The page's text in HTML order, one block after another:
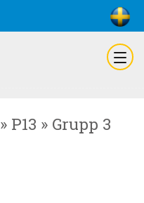
» P13 » Grupp 3